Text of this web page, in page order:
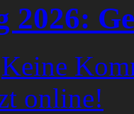
2026:
Keine
online!